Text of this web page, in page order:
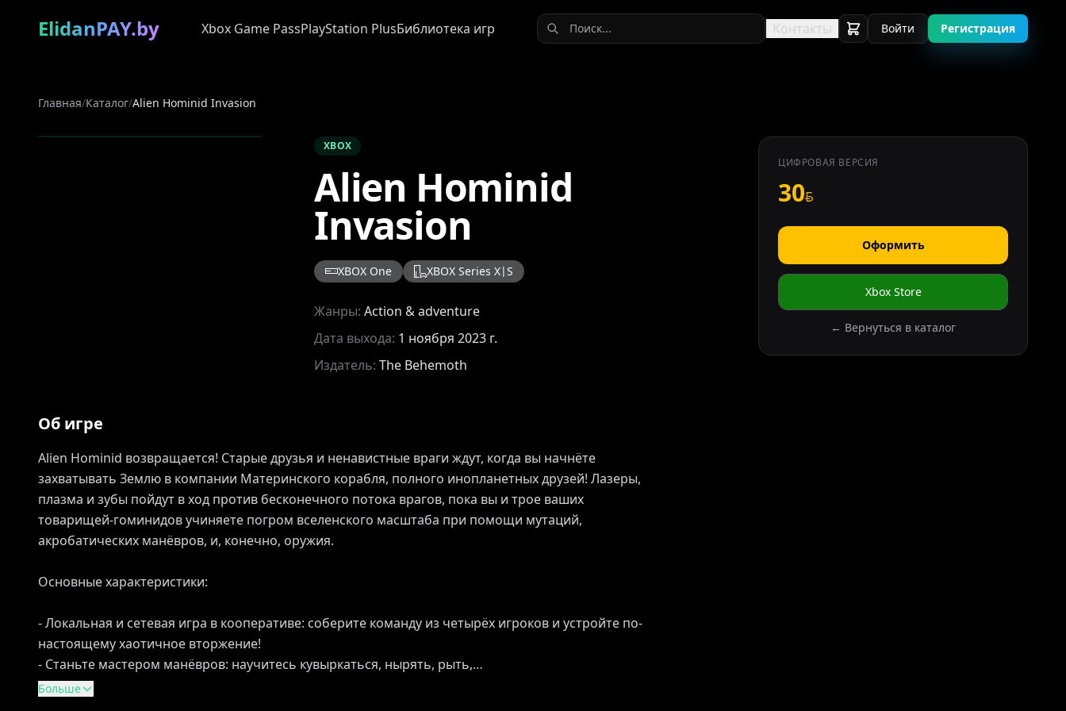
ElidanPAY.by Xbox Game PassPlayStation PlusБиблиотека игр Контакты Войти Регистрация
Главная/Каталог/Alien Hominid Invasion
XBOX
Alien Hominid
Invasion
XBOX One XBOX Series X|S
Жанры: Action & adventure
Дата выхода: 1 ноября 2023 г.
Издатель: The Behemoth
ЦИФРОВАЯ ВЕРСИЯ
30
Оформить
Xbox Store
← Вернуться в каталог
Об игре
Alien Hominid возвращается! Старые друзья и ненавистные враги ждут, когда вы начнёте
захватывать Землю в компании Материнского корабля, полного инопланетных друзей! Лазеры,
плазма и зубы пойдут в ход против бесконечного потока врагов, пока вы и трое ваших
товарищей-гоминидов учиняете погром вселенского масштаба при помощи мутаций,
акробатических манёвров, и, конечно, оружия.
Основные характеристики:
- Локальная и сетевая игра в кооперативе: соберите команду из четырёх игроков и устройте по-
настоящему хаотичное вторжение!
- Станьте мастером манёвров: научитесь кувыркаться, нырять, рыть,…
Больше